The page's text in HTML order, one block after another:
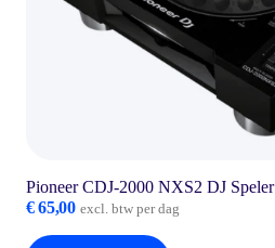
Pioneer CDJ-2000 NXS2 DJ Speler
€65,00 excl. btw per dag